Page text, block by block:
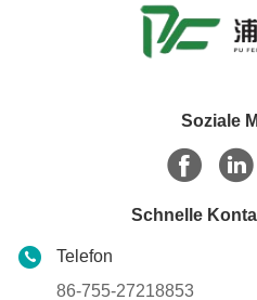
Soziale
Schnelle
Telefon
86-755-27218853